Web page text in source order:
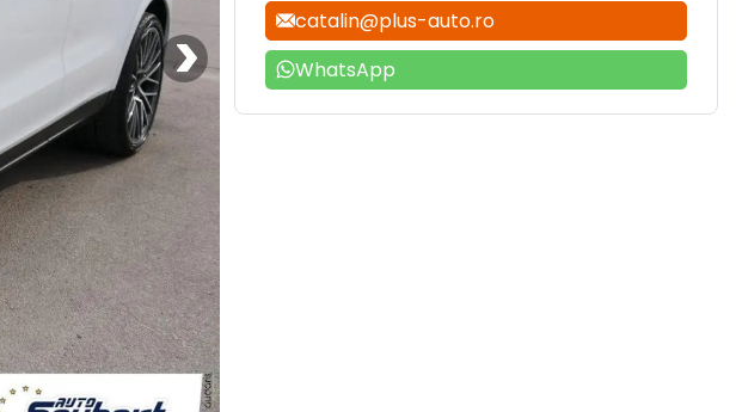
catalin@plus-auto.ro
WhatsApp